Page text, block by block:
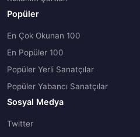
Popüler
En Çok Okunan 100
En Popüler 100
Popüler Yerli Sanatçılar
Popüler Yabancı Sanatçılar
Sosyal Medya
Twitter